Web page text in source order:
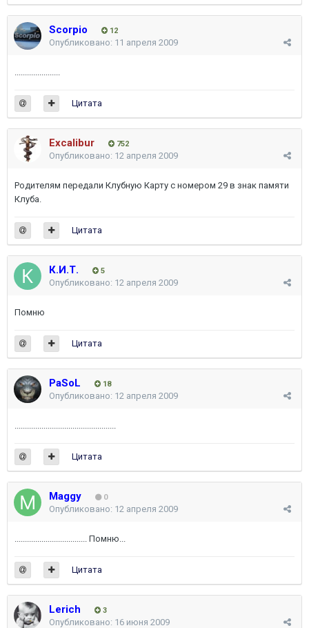
Scorpio 12
Опубликовано: 11 апреля 2009
Цитата
Excalibur 752
Опубликовано: 12 апреля 2009
Родителям передали Клубную Карту с номером 29 в знак памяти
Клуба.
Цитата
К.И.Т. 5
Опубликовано: 12 апреля 2009
Помню
Цитата
PaSoL 18
Опубликовано: 12 апреля 2009
Цитата
Maggy 0
Опубликовано: 12 апреля 2009
................................... Помню...
Цитата
Lerich 3
Опубликовано: 16 июня 2009